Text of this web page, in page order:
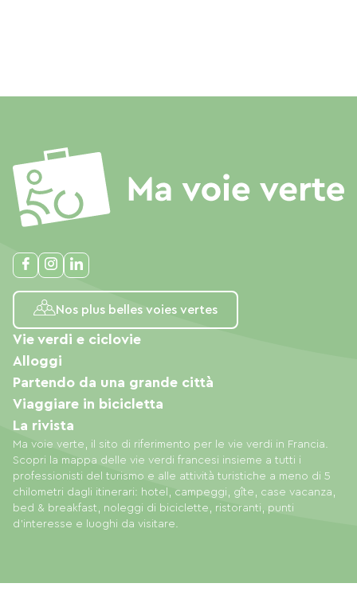
Nos plus belles voies vertes
Ma voie verte, il sito di riferimento per le vie verdi in Francia.
Scopri la mappa delle vie verdi francesi insieme a tutti i
professionisti del turismo e alle attività turistiche a meno di 5
chilometri dagli itinerari: hotel, campeggi, gîte, case vacanza,
bed & breakfast, noleggi di biciclette, ristoranti, punti
d'interesse e luoghi da visitare.
Vie verdi e ciclovie
Alloggi
Partendo da una grande città
Viaggiare in bicicletta
La rivista